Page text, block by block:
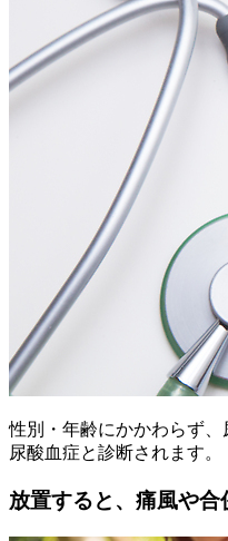
性別・年齢にかかわらず、
尿酸血症と診断されます。
放置すると、痛風や合